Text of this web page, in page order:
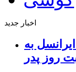
اخبار جدید
به
روز پدر